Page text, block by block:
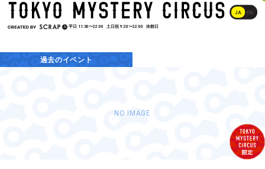
JA EN
平日 11:30〜22:00 土日祝 9:20〜22:00 休館日
過去のイベント
NO IMAGE